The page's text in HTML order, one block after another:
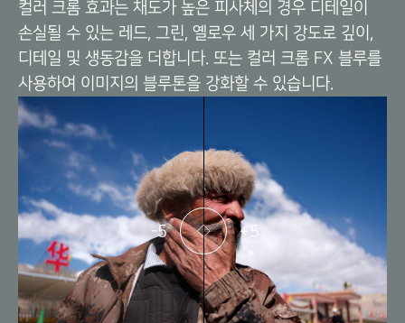
컬러 크롬 효과는 채도가 높은 피사체의 경우 디테일이
손실될 수 있는 레드, 그린, 옐로우 세 가지 강도로 깊이,
디테일 및 생동감을 더합니다. 또는 컬러 크롬 FX 블루를
사용하여 이미지의 블루톤을 강화할 수 있습니다.
이
동
-5 +5